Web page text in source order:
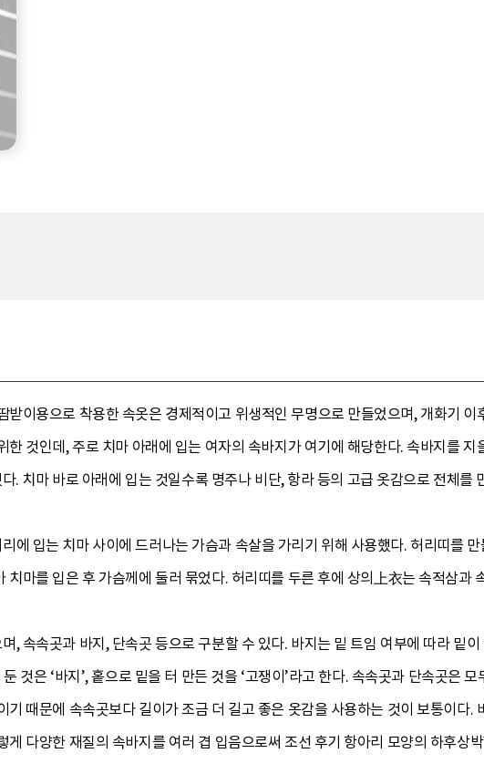
이용으로 착용한 속옷은 경제적이고 위생적인 무명으로 만들었으며, 개화기 이
것인데, 주로 치마 아래에 입는 여자의 속바지가 여기에 해당한다. 속바지를 지
. 치마 바로 아래에 입는 것일수록 명주나 비단, 항라 등의 고급 옷감으로 전체를
에 입는 치마 사이에 드러나는 가슴과 속살을 가리기 위해 사용했다. 허리띠를 만
마를 입은 후 가슴께에 둘러 묶었다. 허리띠를 두른 후에 상의上衣는 속적삼과
, 속속곳과 바지, 단속곳 등으로 구분할 수 있다. 바지는 밑 트임 여부에 따라 밑이
것은 ‘바지’, 홑으로 밑을 터 만든 것을 ‘고쟁이’라고 한다. 속속곳과 단속곳은
때문에 속속곳보다 길이가 조금 더 길고 좋은 옷감을 사용하는 것이 보통이다.
다양한 재질의 속바지를 여러 겹 입음으로써 조선 후기 항아리 모양의 하후상